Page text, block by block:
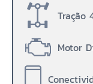
Tração
Motor